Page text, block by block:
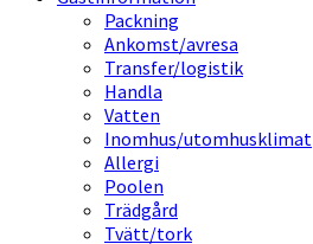
Packning
Ankomst/avresa
Transfer/logistik
Handla
Vatten
Inomhus/utomhusklimat
Allergi
Poolen
Trädgård
Tvätt/tork